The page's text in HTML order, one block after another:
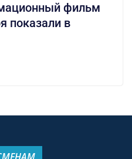
фильм
показали в